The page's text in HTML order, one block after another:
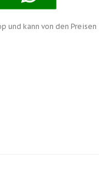
und kann von den Preisen